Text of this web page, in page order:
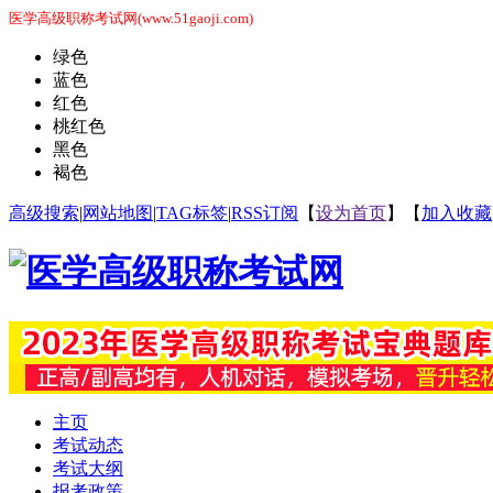
医学高级职称考试网(www.51gaoji.com)
绿色
蓝色
红色
桃红色
黑色
褐色
高级搜索|网站地图|TAG标签|RSS订阅 【设为首页】【 加入收藏
主页
考试动态
考试大纲